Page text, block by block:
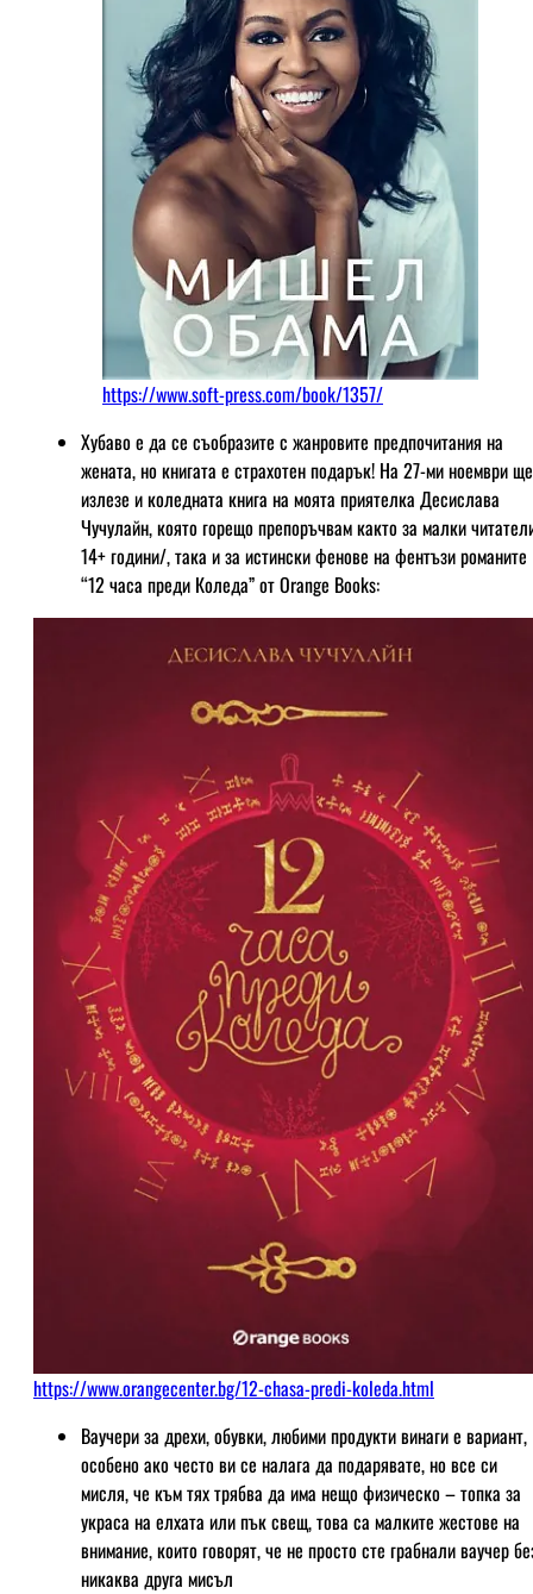
https://www.soft-press.com/book/1357/
Хубаво е да се съобразите с жанровите предпочитания на
жената, но книгата е страхотен подарък! На 27-ми ноември ще
излезе и коледната книга на моята приятелка Десислава
Чучулайн, която горещо препоръчвам както за малки
14+ години/, така и за истински фенове на фентъзи романите
“12 часа преди Коледа” от Orange Books:
https://www.orangecenter.bg/12-chasa-predi-koleda.html
Ваучери за дрехи, обувки, любими продукти винаги е вариант,
особено ако често ви се налага да подарявате, но все си
мисля, че към тях трябва да има нещо физическо – топка за
украса на елхата или пък свещ, това са малките жестове на
внимание, които говорят, че не просто сте грабнали ваучер
никаква друга мисъл